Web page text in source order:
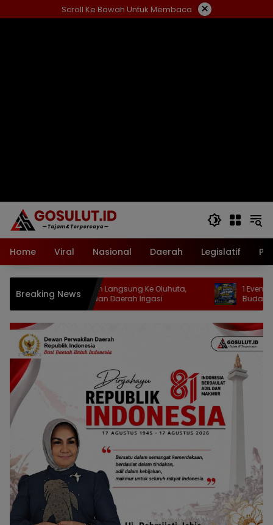
ke
Scroll Ke Bawah Untuk Membaca ×
Home Viral Nasional Daerah Legislatif
Breaking News
Komisi III Turun Langsung Ke Oluhuta,
Tinjau Pekerjaan Daerah Irigasi
1 Event 3
Budaya di Jaton